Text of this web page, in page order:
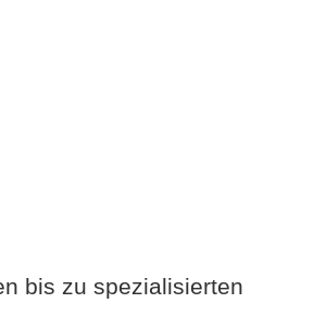
bis zu spezialisierten